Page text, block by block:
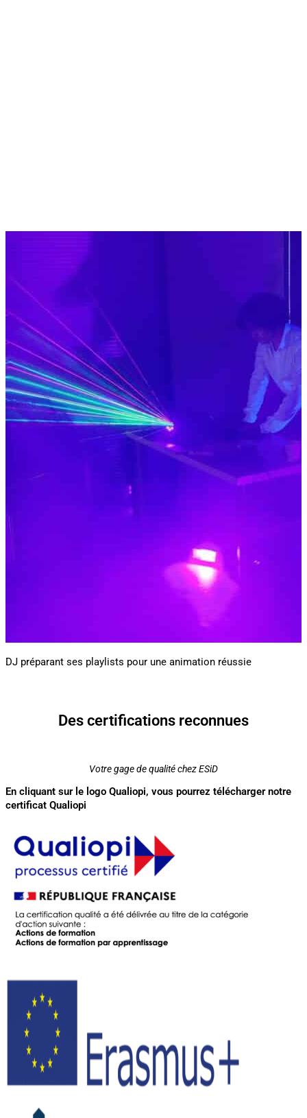
DJ préparant ses playlists pour une animation réussie
Des certifications reconnues
Votre gage de qualité chez ESiD
En cliquant sur le logo Qualiopi, vous pourrez télécharger notre
certificat Qualiopi